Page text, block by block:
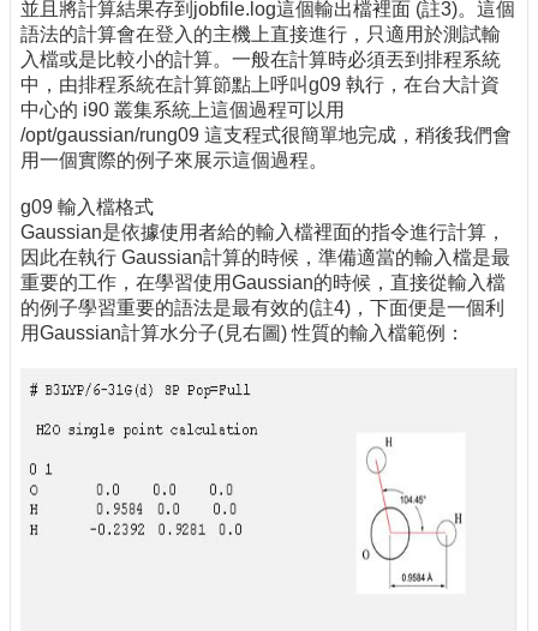
並且將計算結果存到jobfile.log這個輸出檔裡面 (註3)。這個
語法的計算會在登入的主機上直接進行，只適用於測試輸
入檔或是比較小的計算。一般在計算時必須丟到排程系統
中，由排程系統在計算節點上呼叫g09 執行，在台大計資
中心的 i90 叢集系統上這個過程可以用
/opt/gaussian/rung09 這支程式很簡單地完成，稍後我們會
用一個實際的例子來展示這個過程。
g09 輸入檔格式
Gaussian是依據使用者給的輸入檔裡面的指令進行計算，
因此在執行 Gaussian計算的時候，準備適當的輸入檔是最
重要的工作，在學習使用Gaussian的時候，直接從輸入檔
的例子學習重要的語法是最有效的(註4)，下面便是一個利
用Gaussian計算水分子(見右圖) 性質的輸入檔範例：